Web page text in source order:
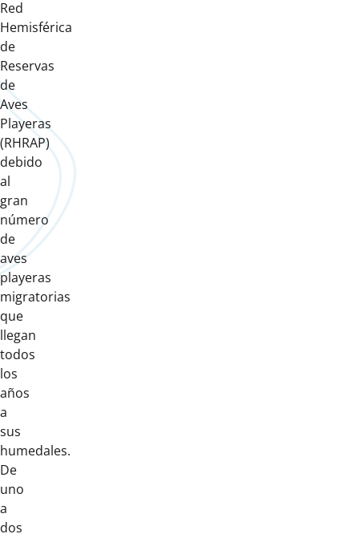
Red
Hemisférica
de
Reservas
de
Aves
Playeras
(RHRAP)
debido
al
gran
número
de
aves
playeras
migratorias
que
llegan
todos
los
años
a
sus
humedales.
De
uno
a
dos